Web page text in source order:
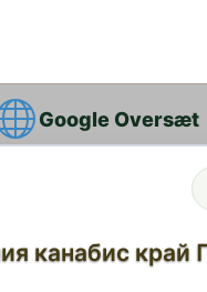
Google Oversæt
канабис край